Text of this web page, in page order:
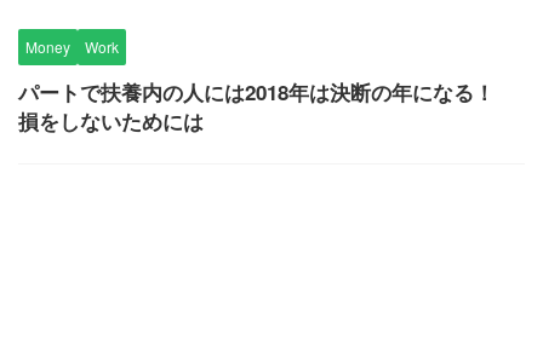
Money Work
パートで扶養内の人には2018年は決断の年になる！
損をしないためには